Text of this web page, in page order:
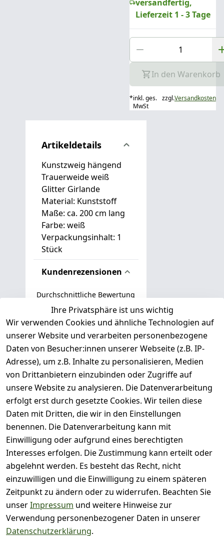
versandfertig,
Lieferzeit 1 - 3 Tage
In den Warenkorb
*inkl. ges.
MwSt
zzgl.Versandkosten
Artikeldetails
Kunstzweig hängend
Trauerweide weiß
Glitter Girlande
Material: Kunststoff
Maße: ca. 200 cm lang
Farbe: weiß
Verpackungsinhalt: 1
Stück
Kundenrezensionen
Durchschnittliche Bewertung
0
Basierend auf 0 Bewertung(en)
Bewertung abgeben
5
( 0
)
4
( 0
)
3
( 0
)
2
( 0
1
)
Es hat noch niemand
eine Bewertung für
diesen Artikel
Ihre Privatsphäre ist uns wichtig
Wir verwenden Cookies und ähnliche Technologien auf
unserer Website und verarbeiten personenbezogene
Daten von Besucher:innen unserer Webseite (z.B. IP-
Adresse), um z.B. Inhalte zu personalisieren, Medien
von Drittanbietern einzubinden oder Zugriffe auf
unsere Website zu analysieren. Die Datenverarbeitung
erfolgt erst durch gesetzte Cookies. Wir teilen diese
Daten mit Dritten, die wir in den Einstellungen
benennen. Die Datenverarbeitung kann mit
Einwilligung oder aufgrund eines berechtigten
Interesses erfolgen. Die Zustimmung kann erteilt oder
abgelehnt werden. Es besteht das Recht, nicht
einzuwilligen und die Einwilligung zu einem späteren
Zeitpunkt zu ändern oder zu widerrufen. Beachten Sie
unserImpressum und weitere Hinweise zur
Verwendung personenbezogener Daten in unserer
Datenschutzerklärung.